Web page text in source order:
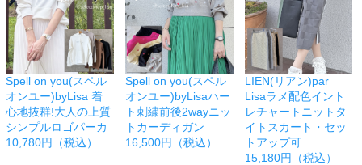
Spell on you(スペル
オンユー)byLisa 着
心地抜群!大人の上質
シンプルロゴパーカ
10,780円（税込）
Spell on you(スペル
オンユー)byLisaハー
ト刺繍前後2wayニッ
トカーディガン
16,500円（税込）
LIEN(リアン)par
Lisaラメ配色イント
レチャートニットタ
イトスカート・セッ
トアップ可
15,180円（税込）